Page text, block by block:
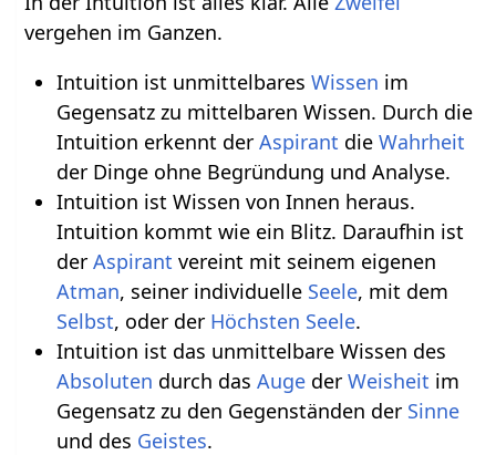
vergehen im Ganzen.
Intuition ist unmittelbares Wissen im
Gegensatz zu mittelbaren Wissen. Durch die
Intuition erkennt der Aspirant die Wahrheit
der Dinge ohne Begründung und Analyse.
Intuition ist Wissen von Innen heraus.
Intuition kommt wie ein Blitz. Daraufhin ist
der Aspirant vereint mit seinem eigenen
Atman, seiner individuelle Seele, mit dem
Selbst, oder der Höchsten Seele.
Intuition ist das unmittelbare Wissen des
Absoluten durch das Augeder Weisheit im
Gegensatz zu den Gegenständen der Sinne
und des Geistes.